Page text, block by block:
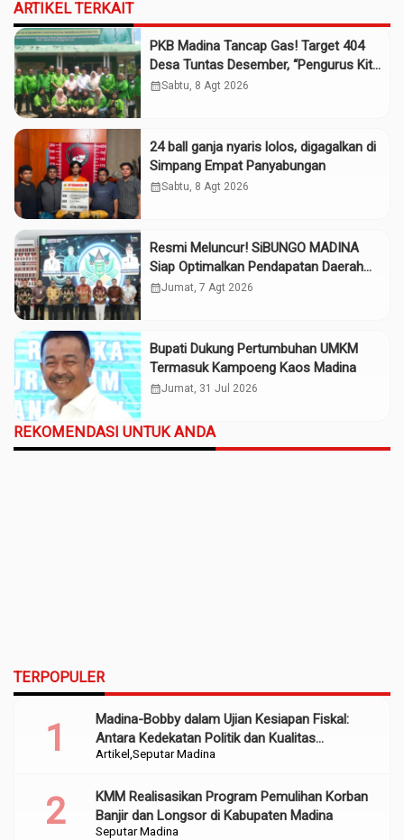
ARTIKEL TERKAIT
PKB Madina Tancap Gas! Target 404
Desa Tuntas Desember, “Pengurus Kita
Adalah Tokoh”
calendar_monthSabtu, 8 Agt 2026
24 ball ganja nyaris lolos, digagalkan di
Simpang Empat Panyabungan
calendar_monthSabtu, 8 Agt 2026
Resmi Meluncur! SiBUNGO MADINA
Siap Optimalkan Pendapatan Daerah
Madina
calendar_monthJumat, 7 Agt 2026
Bupati Dukung Pertumbuhan UMKM
Termasuk Kampoeng Kaos Madina
calendar_monthJumat, 31 Jul 2026
REKOMENDASI UNTUK ANDA
TERPOPULER
Artikel Seputar Madina
Madina-Bobby dalam Ujian Kesiapan Fiskal:
Antara Kedekatan Politik dan Kualitas
Perencanaan
Seputar Madina
KMM Realisasikan Program Pemulihan Korban
Banjir dan Longsor di Kabupaten Madina